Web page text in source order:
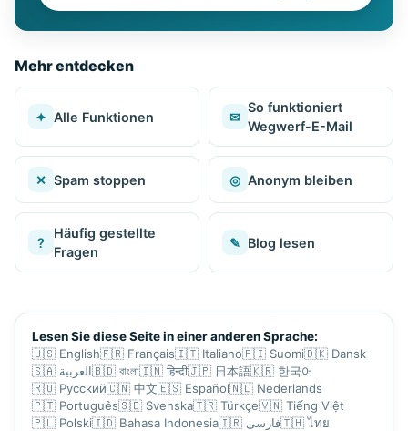
Mehr entdecken
✦ Alle Funktionen ✉
So funktioniert
Wegwerf-E-Mail
✕ Spam stoppen ◎ Anonym bleiben
?
Häufig gestellte
Fragen
✎ Blog lesen
Lesen Sie diese Seite in einer anderen Sprache:
🇺🇸 English🇫🇷 Français🇮🇹 Italiano🇫🇮 Suomi🇩🇰 Dansk
🇸🇦 العربية🇧🇩 বাংলা🇮🇳 हिन्दी🇯🇵 日本語🇰🇷 한국어
🇷🇺 Русский🇨🇳 中文🇪🇸 Español🇳🇱 Nederlands
🇵🇹 Português🇸🇪 Svenska🇹🇷 Türkçe🇻🇳 Tiếng Việt
🇵🇱 Polski🇮🇩 Bahasa Indonesia🇮🇷 فارسی🇹🇭ไทย